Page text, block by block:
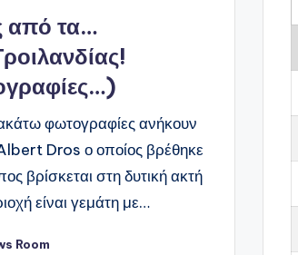
από τα…
φωτογραφίες ανήκουν
Dros ο οποίος βρέθηκε
βρίσκεται στη δυτική ακτή
είναι γεμάτη με…
Room